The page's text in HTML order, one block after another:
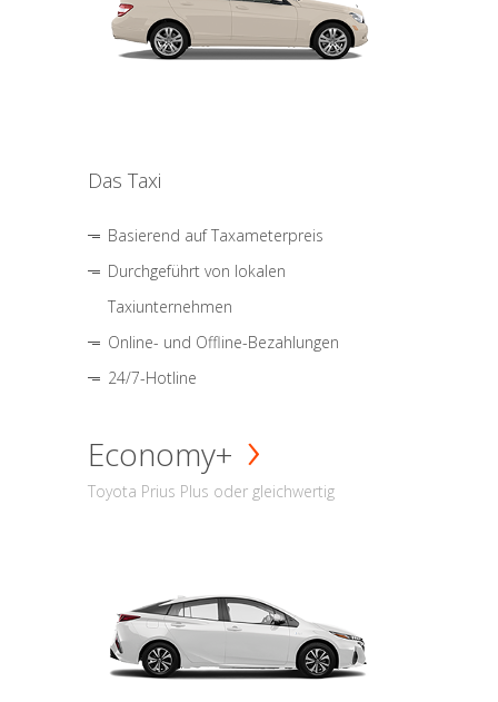
Das Taxi
Basierend auf Taxameterpreis
Durchgeführt von lokalen
Taxiunternehmen
Online- und Offline-Bezahlungen
24/7-Hotline
Economy+
Toyota Prius Plus oder gleichwertig